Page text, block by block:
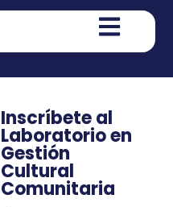
Inscríbete al
Laboratorio en
Gestión
Cultural
Comunitaria